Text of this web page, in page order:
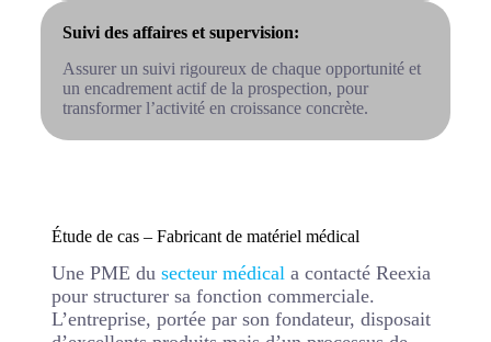
Suivi des affaires et supervision:
Assurer un suivi rigoureux de chaque opportunité et
un encadrement actif de la prospection, pour
transformer l’activité en croissance concrète.
Étude de cas – Fabricant de matériel médical
Une PME du secteur médical a contacté Reexia
pour structurer sa fonction commerciale.
L’entreprise, portée par son fondateur, disposait